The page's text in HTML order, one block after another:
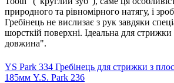
природного та рівномірного натягу, і
Гребінець не вислизає з рук завдяки
шорсткій поверхні. Ідеальна для стрижки
довжина".
YS Park 334 Гребінець для стрижки з
185мм Y.S. Park 236